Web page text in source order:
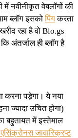
नवीनीकृत वेबलॉगों की
ब्लॉग इसकोपिंगकरता
रहा है वो Blo.gs
अंतर्जाल ही ब्लॉग है
करना पड़ेगा। ये नया
ज्यादा उचित होगा)
बहुतायत में इस्तेमाल
जावास्क्रिप्ट